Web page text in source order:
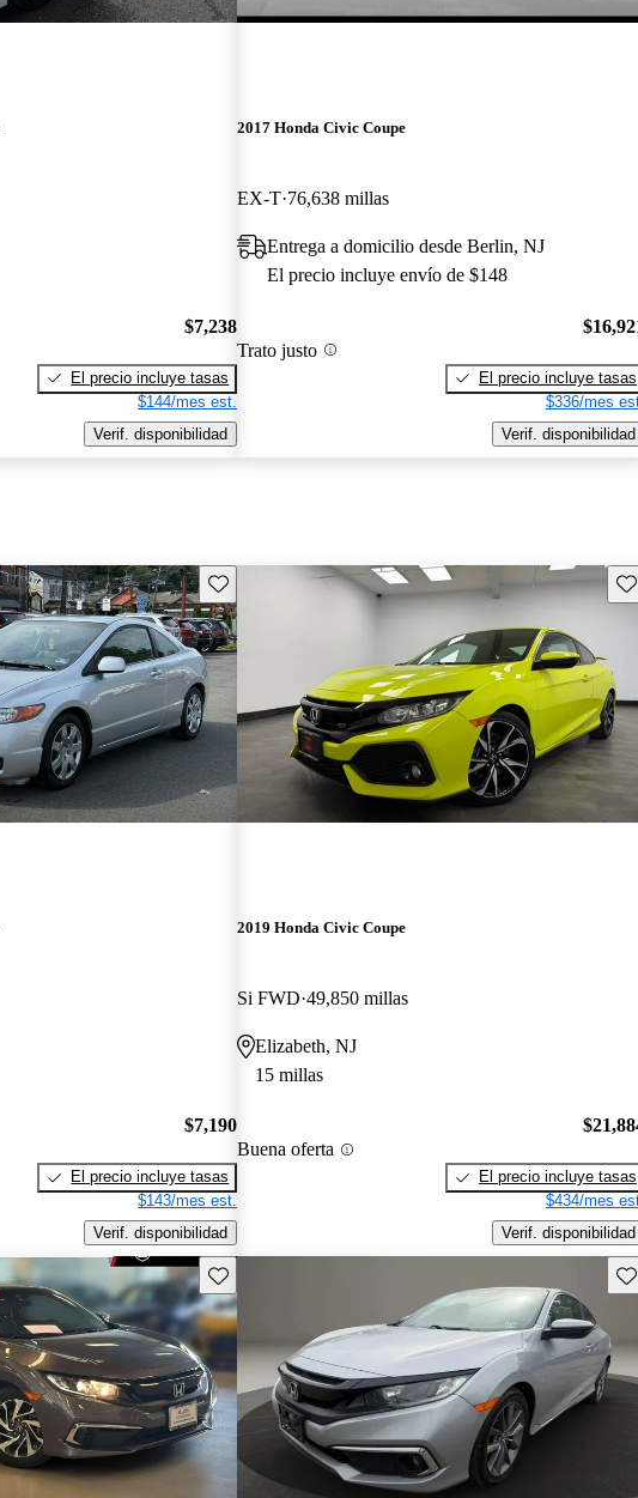
$7,238
El precio incluye tasas
$144/mes est.
Verif. disponibilidad
2017 Honda Civic Coupe
EX-T 76,638 millas
Entrega a domicilio desde Berlin, NJ
El precio incluye envío de $148
Trato justo
El precio incluye tasas
$336/mes
Verif. disponibilidad
Guarda este Aviso
$7,190
El precio incluye tasas
$143/mes est.
Verif. disponibilidad
2019 Honda Civic Coupe
Si FWD 49,850 millas
Elizabeth, NJ
15 millas
Buena oferta
El precio incluye tasas
$434/mes
Verif. disponibilidad
Guarda este Aviso